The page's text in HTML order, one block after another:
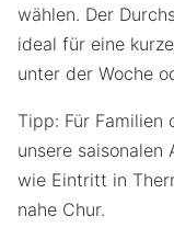
wählen. Der
ideal für eine
unter der Woche
Tipp: Für Familien
unsere saisonalen
wie Eintritt in
nahe Chur.